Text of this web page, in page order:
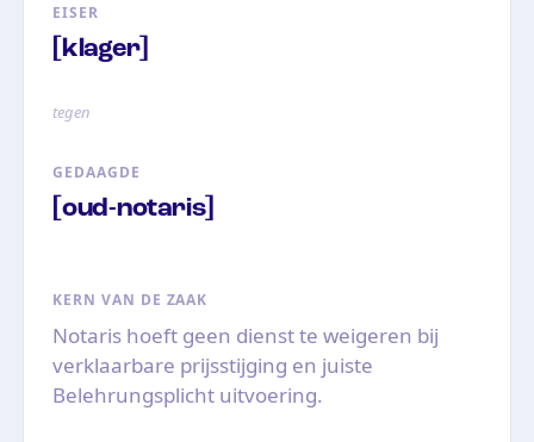
EISER
[klager]
tegen
GEDAAGDE
[oud-notaris]
KERN VAN DE ZAAK
Notaris hoeft geen dienst te weigeren bij
verklaarbare prijsstijging en juiste
Belehrungsplicht uitvoering.